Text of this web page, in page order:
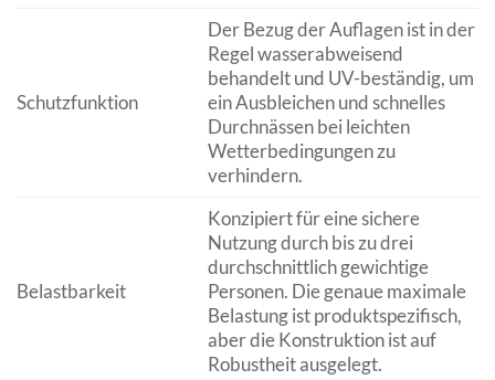
Schutzfunktion
Der Bezug der Auflagen ist in der
Regel wasserabweisend
behandelt und UV-beständig, um
ein Ausbleichen und schnelles
Durchnässen bei leichten
Wetterbedingungen zu
verhindern.
Belastbarkeit
Konzipiert für eine sichere
Nutzung durch bis zu drei
durchschnittlich gewichtige
Personen. Die genaue maximale
Belastung ist produktspezifisch,
aber die Konstruktion ist auf
Robustheit ausgelegt.